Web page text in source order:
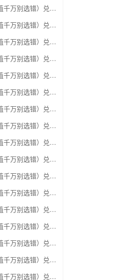
联通充值卡（面值千万别选错）兑换银泰百货银泰卡
联通充值卡（面值千万别选错）兑换物美/美通卡
联通充值卡（面值千万别选错）兑换世纪联华充值卡(杭州联华)
联通充值卡（面值千万别选错）兑换重百世纪卡(重庆百货)
联通充值卡（面值千万别选错）兑换南京中央商场购物卡
联通充值卡（面值千万别选错）兑换银座购物卡（黑卡）
联通充值卡（面值千万别选错）兑换叮咚买菜（限通用礼品卡）
联通充值卡（面值千万别选错）兑换上海家化卡
联通充值卡（面值千万别选错）兑换山东一卡通
联通充值卡（面值千万别选错）兑换大众E卡通
联通充值卡（面值千万别选错）兑换杭州市民卡
联通充值卡（面值千万别选错）兑换驴妈妈礼品卡
联通充值卡（面值千万别选错）兑换永辉超市卡（限实体卡）
联通充值卡（面值千万别选错）兑换中百超市购物卡
联通充值卡（面值千万别选错）兑换爱奇艺会员激活码
联通充值卡（面值千万别选错）兑换腾讯视频会员激活码
联通充值卡（面值千万别选错）兑换优酷会员激活码